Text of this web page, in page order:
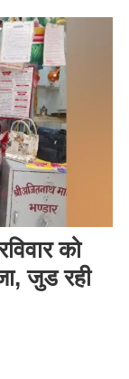
को
जुड रही